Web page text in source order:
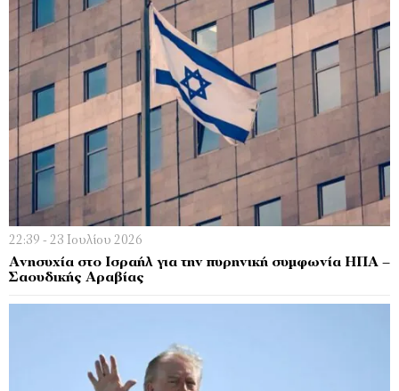
22:39 - 23 Ιουλίου 2026
Ανησυχία στο Ισραήλ για την πυρηνική συμφωνία ΗΠΑ –
Σαουδικής Αραβίας